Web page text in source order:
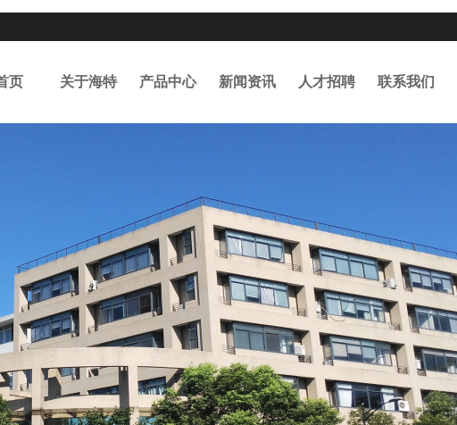
页 关于海特 产品中心 新闻资讯 人才招聘 联系我们